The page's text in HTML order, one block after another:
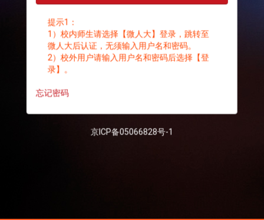
提示1：
1）校内师生请选择【微人大】登录，跳转至
微人大后认证，无须输入用户名和密码。
2）校外用户请输入用户名和密码后选择【登
录】。
忘记密码
京ICP备05066828号-1